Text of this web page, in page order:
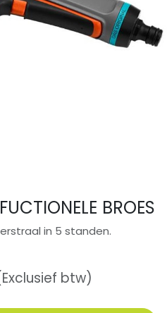
BROES
in 5 standen.
btw)